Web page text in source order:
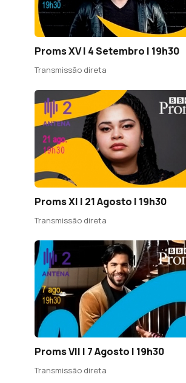
Proms XV | 4 Setembro | 19h30
Transmissão direta
Proms XI | 21 Agosto | 19h30
Transmissão direta
Proms VII | 7 Agosto | 19h30
Transmissão direta